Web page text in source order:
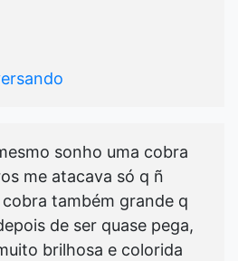
sonho uma cobra
me atacava só q ñ
também grande q
de ser quase pega,
brilhosa e colorida